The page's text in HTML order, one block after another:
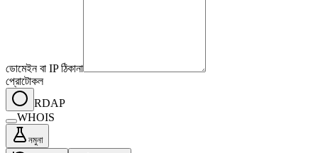
ডোমেইন বা IP ঠিকানা
প্রোটোকল
RDAP
WHOIS
নমুনা